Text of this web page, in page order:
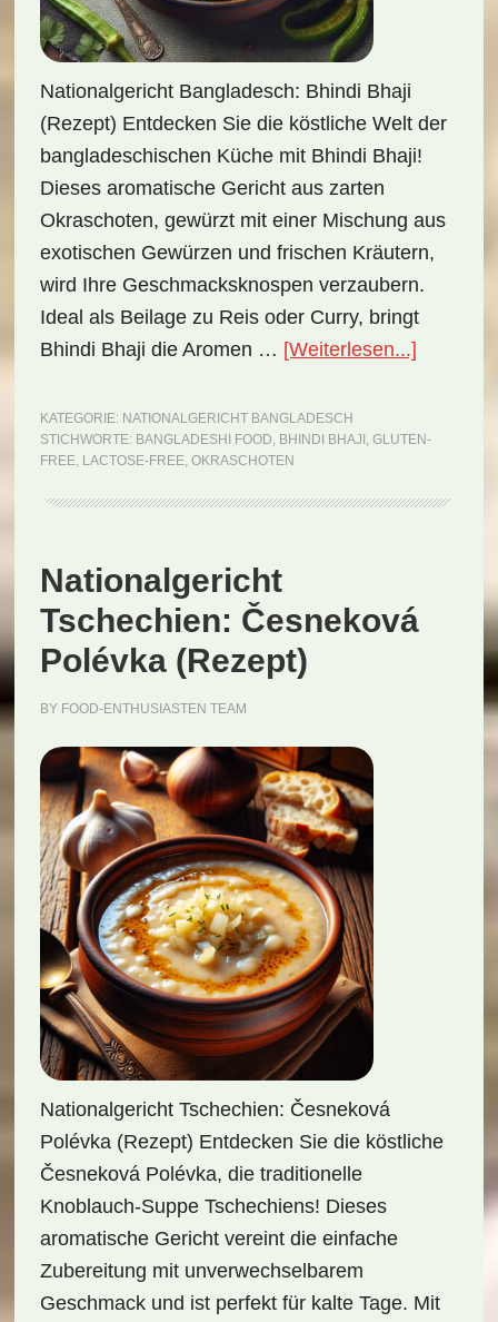
Nationalgericht Bangladesch: Bhindi Bhaji
(Rezept) Entdecken Sie die köstliche Welt der
bangladeschischen Küche mit Bhindi Bhaji!
Dieses aromatische Gericht aus zarten
Okraschoten, gewürzt mit einer Mischung aus
exotischen Gewürzen und frischen Kräutern,
wird Ihre Geschmacksknospen verzaubern.
Ideal als Beilage zu Reis oder Curry, bringt
Bhindi Bhaji die Aromen … [Weiterlesen...]
Bhaji
KATEGORIE: NATIONALGERICHT BANGLADESCH
STICHWORTE: BANGLADESHI FOOD, BHINDI BHAJI , GLUTEN-
FREE, LACTOSE-FREE, OKRASCHOTEN
Nationalgericht
Tschechien: Česneková
Polévka (Rezept)
BY FOOD-ENTHUSIASTEN TEAM
Nationalgericht Tschechien: Česneková
Polévka (Rezept) Entdecken Sie die köstliche
Česneková Polévka, die traditionelle
Knoblauch-Suppe Tschechiens! Dieses
aromatische Gericht vereint die einfache
Zubereitung mit unverwechselbarem
Geschmack und ist perfekt für kalte Tage. Mit